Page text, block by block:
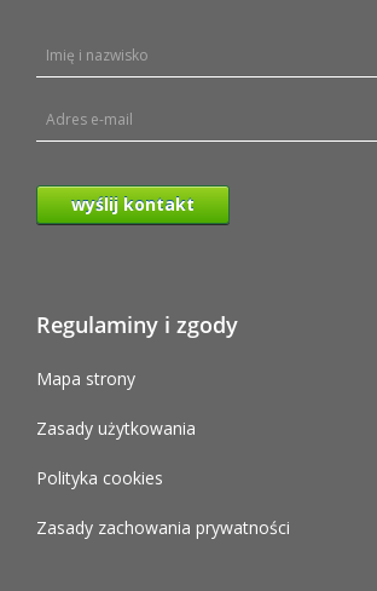
wyślij kontakt
Regulaminy i zgody
Mapa strony
Zasady użytkowania
Polityka cookies
Zasady zachowania prywatności